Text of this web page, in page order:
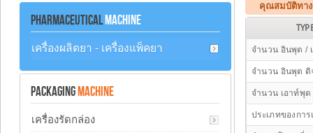
คุณสมบัติทาง
จำนวน อินพุต /
จำนวน อินพุต ดิ
จำนวน เอาท์พุ
ประเภทของกา
PHARMACEUTICALMACHINE
เครื่องผลิตยา - เครื่องแพ็คยา
PACKAGING MACHINE
เครื่องรัดกล่อง